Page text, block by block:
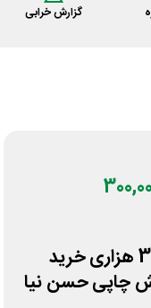
گزارش خرابی
کد تخفیف 300 هزاری خرید
چاپی حسن نیا